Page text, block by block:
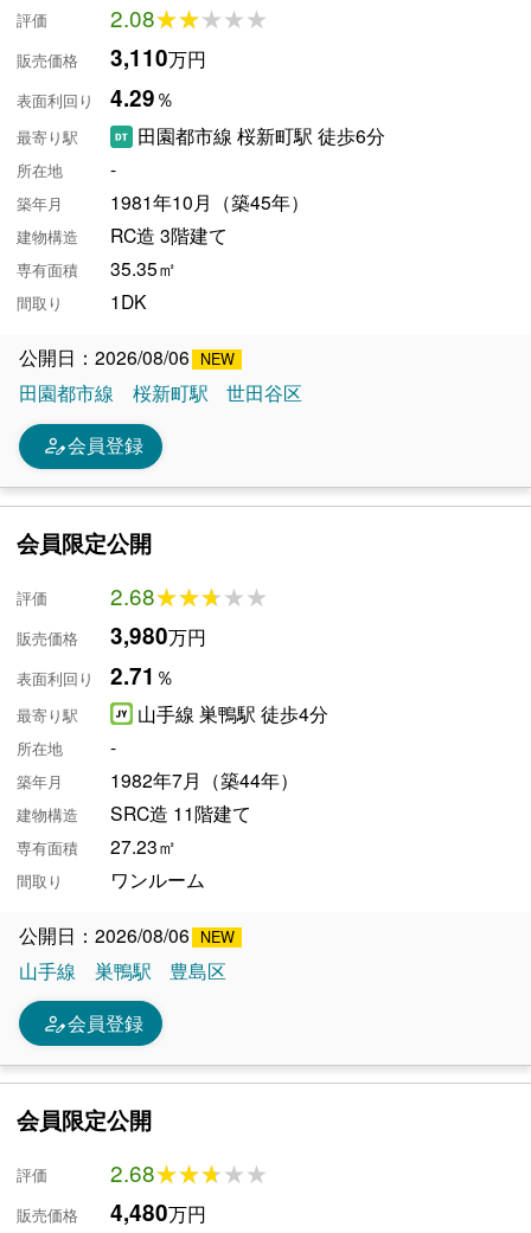
評価 2.08★★★★★
★★★★★
販売価格 3,110万円
表面利回り 4.29％
最寄り駅 田園都市線 桜新町駅 徒歩6分
所在地 -
築年月 1981年10月（築45年）
建物構造 RC造 3階建て
専有面積 35.35㎡
間取り 1DK
公開日：2026/08/06
田園都市線
桜新町駅 世田谷区
person_edit会員登録
会員限定公開
評価 2.68★★★★★
★★★★★
販売価格 3,980万円
表面利回り 2.71 ％
最寄り駅 山手線 巣鴨駅 徒歩4分
所在地 -
築年月 1982年7月（築44年）
建物構造 SRC造 11階建て
専有面積 27.23㎡
間取り ワンルーム
公開日：2026/08/06
山手線
巣鴨駅 豊島区
person_edit会員登録
会員限定公開
評価 2.68★★★★★
★★★★★
販売価格 4,480万円